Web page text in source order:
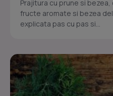
Prajitura cu prune si
fructe aromate si bezea
explicata pas cu pas si...